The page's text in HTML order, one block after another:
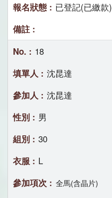
已登記(已繳款)
18
沈昆達
沈昆達
男
30
L
全馬(含晶片)